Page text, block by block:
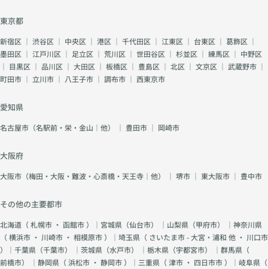
東京都
新宿区 ｜ 渋谷区 ｜ 中央区 ｜ 港区 ｜ 千代田区 ｜ 江東区 ｜ 台東区 ｜ 葛飾区 ｜
墨田区 ｜ 江戸川区 ｜ 足立区 ｜ 荒川区 ｜ 世田谷区 ｜ 杉並区 ｜ 練馬区 ｜ 中野区
｜ 目黒区 ｜ 品川区 ｜ 大田区 ｜ 板橋区 ｜ 豊島区 ｜ 北区 ｜ 文京区 ｜ 武蔵野市 ｜
町田市 ｜ 立川市 ｜ 八王子市 ｜ 調布市 ｜ 西東京市
愛知県
名古屋市（名駅前・栄・金山｜他） ｜ 豊田市 ｜ 岡崎市
大阪府
大阪市（梅田・大阪・難波・心斎橋・天王寺｜他） ｜ 堺市 ｜ 東大阪市 ｜ 豊中市
その他の主要都市
北海道（札幌市 ・ 函館市）｜宮城県（仙台市） ｜山梨県（甲府市） ｜神奈川県
（横浜市 ・ 川崎市 ・ 相模原市）｜埼玉県（ さいたま市 - 大宮・浦和 他 ・ 川口市
）｜千葉県（千葉市） ｜茨城県（水戸市） ｜栃木県（宇都宮市） ｜群馬県（
前橋市） ｜静岡県（浜松市 ・ 静岡市）｜三重県（津市 ・ 四日市市）｜岐阜県（